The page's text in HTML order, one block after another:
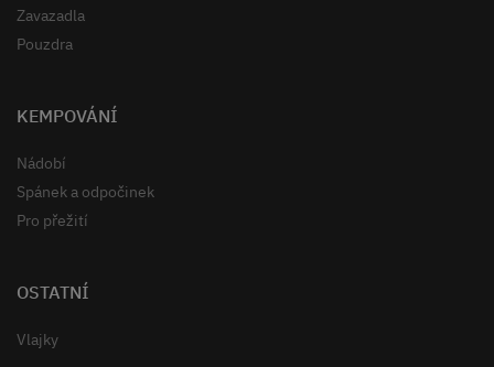
Zavazadla
Pouzdra
KEMPOVÁNÍ
Nádobí
Spánek a odpočinek
Pro přežití
OSTATNÍ
Vlajky